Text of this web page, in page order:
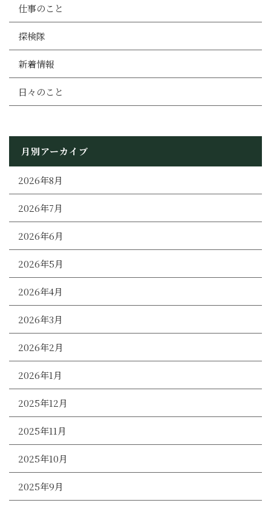
仕事のこと
探検隊
新着情報
日々のこと
月別アーカイブ
2026年8月
2026年7月
2026年6月
2026年5月
2026年4月
2026年3月
2026年2月
2026年1月
2025年12月
2025年11月
2025年10月
2025年9月